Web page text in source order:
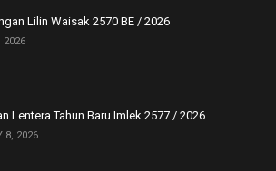
Lilin Waisak 2570 BE / 2026
2026
Lentera Tahun Baru Imlek 2577 / 2026
8, 2026